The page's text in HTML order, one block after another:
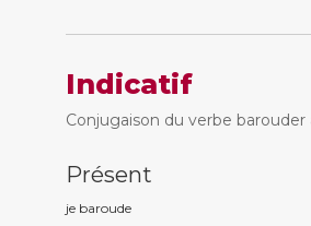
Indicatif
Conjugaison du verbe barouder
Présent
je baroude